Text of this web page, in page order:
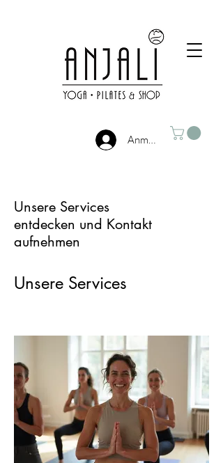
Anmelden
Unsere Services
entdecken und Kontakt
aufnehmen
Unsere Services